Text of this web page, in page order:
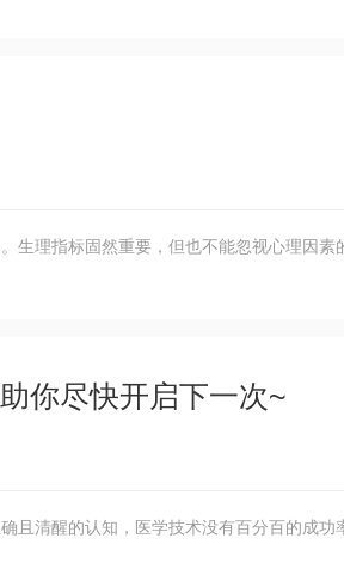
生理指标固然重要，但也不能忽视心理因素
你尽快开启下一次~
且清醒的认知，医学技术没有百分百的成功